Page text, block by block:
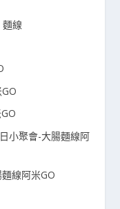
麵線
小聚會-大腸麵線阿
線阿米GO